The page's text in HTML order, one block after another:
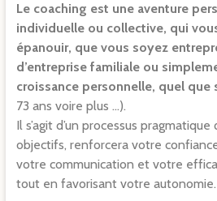
Le coaching est une aventure
individuelle ou collective, qui
épanouir, que vous soyez
d’entreprise familiale ou
croissance personnelle, quel que
73 ans voire plus …).
Il s’agit d’un processus
objectifs, renforcera votre
votre communication et votre
tout en favorisant votre autonomie.